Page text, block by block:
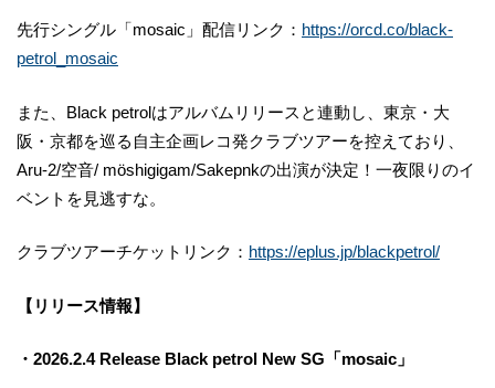
先行シングル「mosaic」配信リンク： https://orcd.co/black-
petrol_mosaic
また、Black petrolはアルバムリリースと連動し、東京・大
阪・京都を巡る自主企画レコ発クラブツアーを控えており、
Aru-2/空音/ möshigigam/Sakepnkの出演が決定！一夜限りのイ
ベントを見逃すな。
クラブツアーチケットリンク： https://eplus.jp/blackpetrol/
【リリース情報】
・2026.2.4 Release Black petrol New SG「mosaic」